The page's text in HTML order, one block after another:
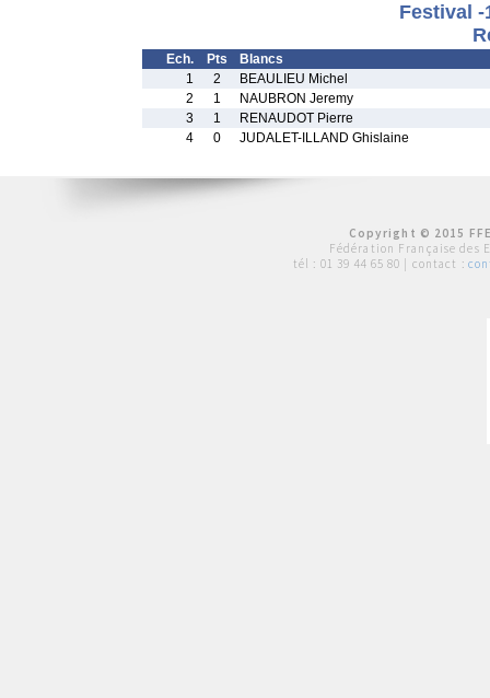
Festival -
Ech. Pts
Blancs
1
2
BEAULIEU Michel
2
1
NAUBRON Jeremy
3
1
RENAUDOT Pierre
4
0 JUDALET-ILLAND Ghislaine
Copyright © 2015
Fédération Française des
tél : 01 39 44 65 80 | contact :